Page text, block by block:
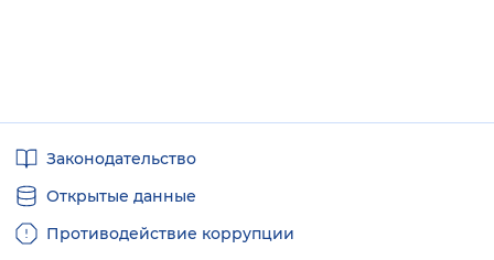
ссылкиЗаконодательство
Открытые данные
Противодействие коррупции